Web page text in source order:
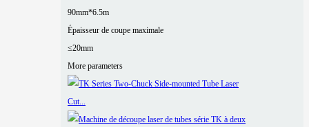
90mm*6.5m
Épaisseur de coupe maximale
≤20mm
More parameters